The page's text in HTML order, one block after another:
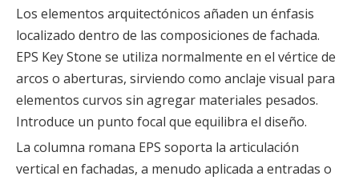
Los elementos arquitectónicos añaden un énfasis
localizado dentro de las composiciones de fachada.
EPS Key Stone se utiliza normalmente en el vértice de
arcos o aberturas, sirviendo como anclaje visual para
elementos curvos sin agregar materiales pesados.
Introduce un punto focal que equilibra el diseño.
La columna romana EPS soporta la articulación
vertical en fachadas, a menudo aplicada a entradas o